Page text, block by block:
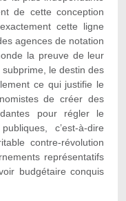
de cette conception
cette ligne
agences de notation
la preuve de leur
le destin des
ce qui justifie le
de créer des
pour régler le
c’est-à-dire
contre-révolution
représentatifs
budgétaire conquis